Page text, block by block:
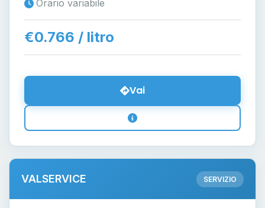
Orario variabile
€0.766 / litro
Vai
VALSERVICE SERVIZIO